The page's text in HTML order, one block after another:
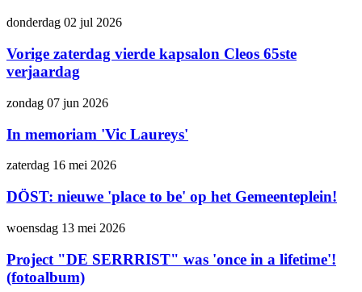
donderdag 02 jul 2026
Vorige zaterdag vierde kapsalon Cleos 65ste
verjaardag
zondag 07 jun 2026
In memoriam 'Vic Laureys'
zaterdag 16 mei 2026
DÖST: nieuwe 'place to be' op het Gemeenteplein!
woensdag 13 mei 2026
Project "DE SERRRIST" was 'once in a lifetime'!
(fotoalbum)